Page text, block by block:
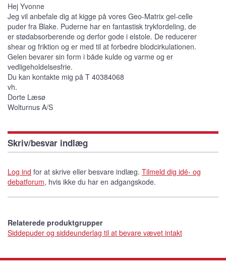
Hej Yvonne
Jeg vil anbefale dig at kigge på vores Geo-Matrix gel-celle
puder fra Blake. Puderne har en fantastisk trykfordeling, de
er stødabsorberende og derfor gode i elstole. De reducerer
shear og friktion og er med til at forbedre blodcirkulationen.
Gelen bevarer sin form i både kulde og varme og er
vedligeholdelsesfrie.
Du kan kontakte mig på T 40384068
vh.
Dorte Læsø
Wolturnus A/S
Skriv/besvar indlæg
Log ind for at skrive eller besvare indlæg. Tilmeld dig idé- og
debatforum, hvis ikke du har en adgangskode.
Relaterede produktgrupper
Siddepuder og siddeunderlag til at bevare vævet intakt